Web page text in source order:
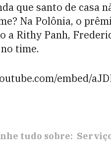
que santo de casa
Na Polônia, o
a Rithy Panh,
time.
embed/
tudo sobre: